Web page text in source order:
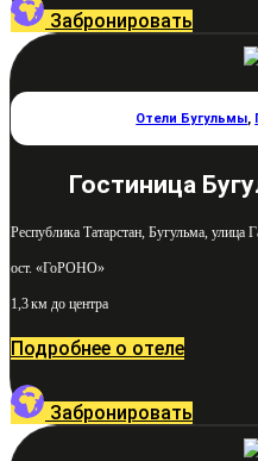
Забронировать
Отели Бугульмы,
Гостиница
Республика Татарстан, Бугульма, улица
ост. «ГоРОНО»
1,3 км до центра
Подробнее о отеле
Забронировать